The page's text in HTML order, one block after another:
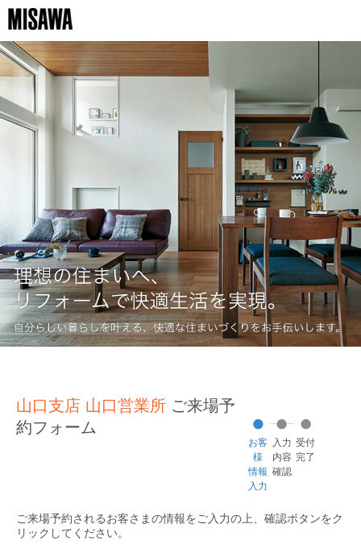
山口支店 山口営業所 ご来場予
約フォーム
お客
様
情報
入力
入力
内容
確認
受付
完了
ご来場予約されるお客さまの情報をご入力の上、 確認ボタンをク
リックしてください。